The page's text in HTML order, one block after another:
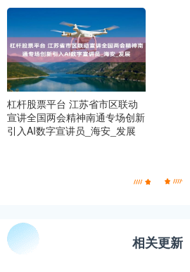
杠杆股票平台 江苏省市区联动
宣讲全国两会精神南通专场创新
引入AI数字宣讲员_海安_发展
相关更新